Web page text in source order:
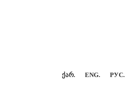
ᲥᲐᲠ. ENG. РУС.